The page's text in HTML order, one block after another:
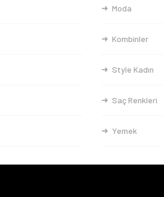
Moda
Kombinler
Style Kadın
Saç Renkleri
Yemek